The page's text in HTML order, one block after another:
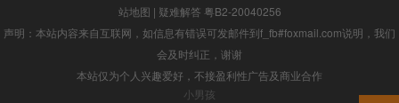
站地图 | 疑难解答 粤B2-20040256
声明：本站内容来自互联网，如信息有错误可发邮件到f_fb#foxmail.com说明，我们
会及时纠正，谢谢
本站仅为个人兴趣爱好，不接盈利性广告及商业合作
小男孩